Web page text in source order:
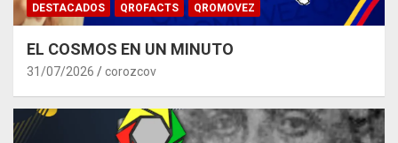
DESTACADOS QROFACTS QROMOVEZ
EL COSMOS EN UN MINUTO
31/07/2026 corozcov